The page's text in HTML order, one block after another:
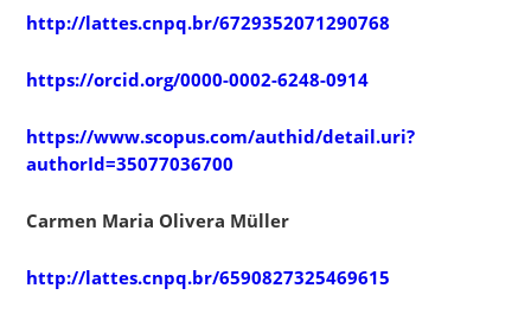
http://lattes.cnpq.br/6729352071290768
https://orcid.org/0000-0002-6248-0914
https://www.scopus.com/authid/detail.uri?
authorId=35077036700
Carmen Maria Olivera Müller
http://lattes.cnpq.br/6590827325469615